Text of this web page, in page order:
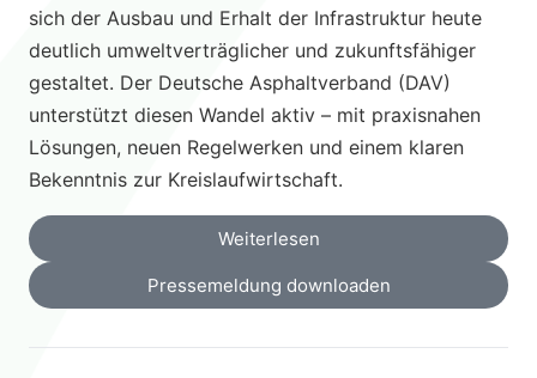
sich der Ausbau und Erhalt der Infrastruktur heute
deutlich umweltverträglicher und zukunftsfähiger
gestaltet. Der Deutsche Asphaltverband (DAV)
unterstützt diesen Wandel aktiv – mit praxisnahen
Lösungen, neuen Regelwerken und einem klaren
Bekenntnis zur Kreislaufwirtschaft.
Weiterlesen
Pressemeldung downloaden